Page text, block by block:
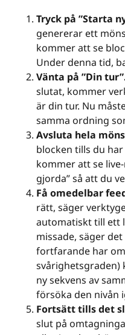
Tryck på ”Starta
genererar ett
kommer att se
Under denna tid,
Vänta på ”Din
slutat, kommer
är din tur. Nu
samma ordning
Avsluta hela
blocken tills du
kommer att se
gjorda” så att du
Få omedelbar
rätt, säger
automatiskt till ett
missade, säger
fortfarande har
svårighetsgraden)
ny sekvens av
försöka den nivån
Fortsätt tills det
slut på